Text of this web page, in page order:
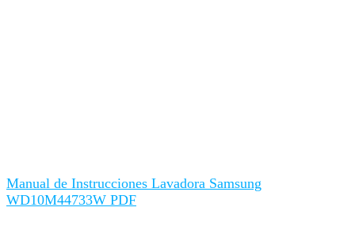
Manual de Instrucciones Lavadora Samsung
WD10M44733W PDF